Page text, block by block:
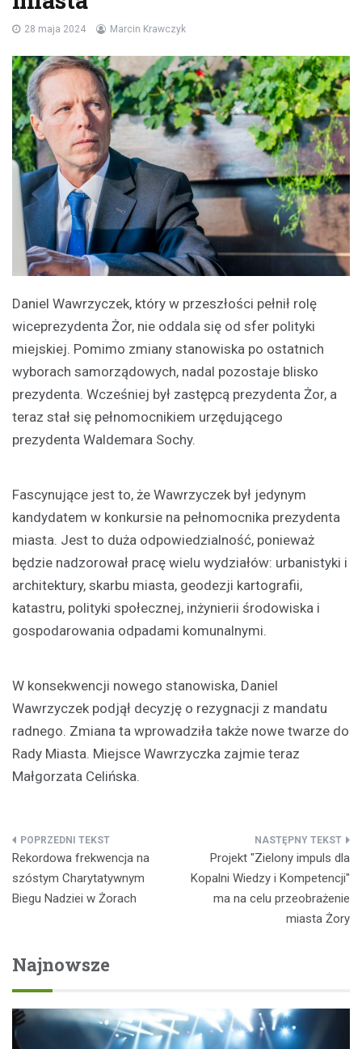
28 maja 2024 Marcin Krawczyk
Daniel Wawrzyczek, który w przeszłości pełnił rolę
wiceprezydenta Żor, nie oddala się od sfer polityki
miejskiej. Pomimo zmiany stanowiska po ostatnich
wyborach samorządowych, nadal pozostaje blisko
prezydenta. Wcześniej był zastępcą prezydenta Żor, a
teraz stał się pełnomocnikiem urzędującego
prezydenta Waldemara Sochy.
Fascynujące jest to, że Wawrzyczek był jedynym
kandydatem w konkursie na pełnomocnika prezydenta
miasta. Jest to duża odpowiedzialność, ponieważ
będzie nadzorował pracę wielu wydziałów: urbanistyki i
architektury, skarbu miasta, geodezji kartografii,
katastru, polityki społecznej, inżynierii środowiska i
gospodarowania odpadami komunalnymi.
W konsekwencji nowego stanowiska, Daniel
Wawrzyczek podjął decyzję o rezygnacji z mandatu
radnego. Zmiana ta wprowadziła także nowe twarze do
Rady Miasta. Miejsce Wawrzyczka zajmie teraz
Małgorzata Celińska.
Nawigacja
wpisu
Rekordowa frekwencja na
szóstym Charytatywnym
Biegu Nadziei w Żorach
Projekt "Zielony impuls dla
Kopalni Wiedzy i Kompetencji"
ma na celu przeobrażenie
miasta Żory
Najnowsze